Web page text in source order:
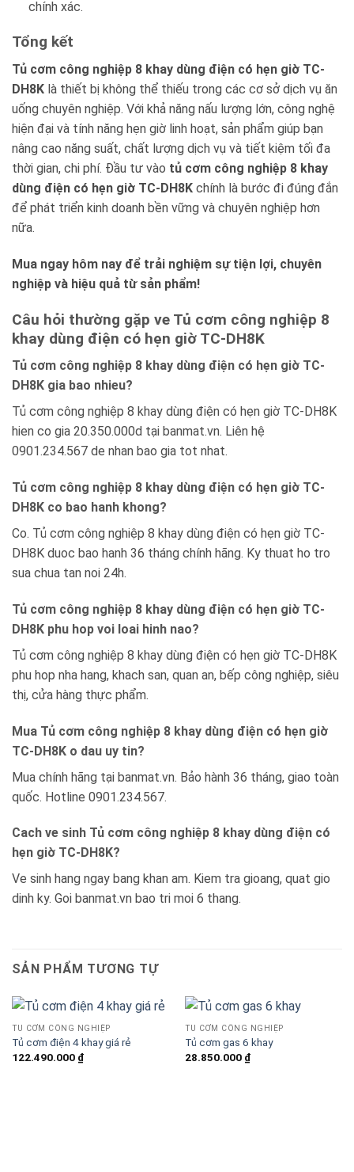
chính xác.
Tổng kết
Tủ cơm công nghiệp 8 khay dùng điện có hẹn giờ TC-
DH8K là thiết bị không thể thiếu trong các cơ sở dịch vụ ăn
uống chuyên nghiệp. Với khả năng nấu lượng lớn, công nghệ
hiện đại và tính năng hẹn giờ linh hoạt, sản phẩm giúp bạn
nâng cao năng suất, chất lượng dịch vụ và tiết kiệm tối đa
thời gian, chi phí. Đầu tư vào tủ cơm công nghiệp 8 khay
dùng điện có hẹn giờ TC-DH8K chính là bước đi đúng đắn
để phát triển kinh doanh bền vững và chuyên nghiệp hơn
nữa.
Mua ngay hôm nay để trải nghiệm sự tiện lợi, chuyên
nghiệp và hiệu quả từ sản phẩm!
Câu hỏi thường gặp ve Tủ cơm công nghiệp 8
khay dùng điện có hẹn giờ TC-DH8K
Tủ cơm công nghiệp 8 khay dùng điện có hẹn giờ TC-
DH8K gia bao nhieu?
Tủ cơm công nghiệp 8 khay dùng điện có hẹn giờ TC-DH8K
hien co gia 20.350.000d tại banmat.vn. Liên hệ
0901.234.567 de nhan bao gia tot nhat.
Tủ cơm công nghiệp 8 khay dùng điện có hẹn giờ TC-
DH8K co bao hanh khong?
Co. Tủ cơm công nghiệp 8 khay dùng điện có hẹn giờ TC-
DH8K duoc bao hanh 36 tháng chính hãng. Ky thuat ho tro
sua chua tan noi 24h.
Tủ cơm công nghiệp 8 khay dùng điện có hẹn giờ TC-
DH8K phu hop voi loai hinh nao?
Tủ cơm công nghiệp 8 khay dùng điện có hẹn giờ TC-DH8K
phu hop nha hang, khach san, quan an, bếp công nghiệp, siêu
thị, cửa hàng thực phẩm.
Mua Tủ cơm công nghiệp 8 khay dùng điện có hẹn giờ
TC-DH8K o dau uy tin?
Mua chính hãng tại banmat.vn. Bảo hành 36 tháng, giao toàn
quốc. Hotline 0901.234.567.
Cach ve sinh Tủ cơm công nghiệp 8 khay dùng điện có
hẹn giờ TC-DH8K?
Ve sinh hang ngay bang khan am. Kiem tra gioang, quat gio
dinh ky. Goi banmat.vn bao tri moi 6 thang.
SẢN PHẨM TƯƠNG TỰ
TỦ CƠM CÔNG NGHIỆP
Tủ cơm điện 4 khay giá rẻ
122.490.000 ₫
TỦ CƠM CÔNG NGHIỆP
Tủ cơm gas 6 khay
28.850.000 ₫